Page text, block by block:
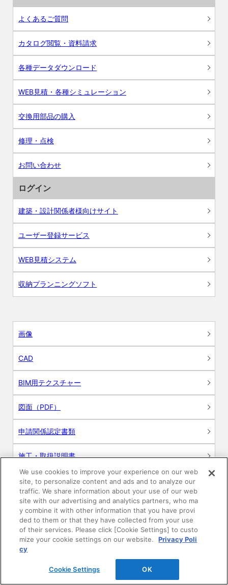
よくあるご質問
カタログ閲覧・資料請求
各種データダウンロード
WEB見積・各種シミュレーション
交換用部品の購入
修理・点検
お問い合わせ
ログイン
建築・設計関係者様向けサイト
ユーザー登録サービス
WEB見積システム
収納プランニングソフト
画像
CAD
BIM用テクスチャー
図面（PDF）
申請関係認定書類
施工・取扱説明書
動画
シミュレーションツール
24時間換気システム〈エアスマート〉
簡易設計見積ソフト
R&Dセンター環境測定・分析サービス
We use cookies to improve your experience on our web
site, to personalize content and ads and to analyze our
traffic. We share information about your use of our web
site with our advertising and analytics partners, who ma
y combine it with other information that you have provi
ded to them or that they have collected from your use
of their services. Please click [Cookie Settings] to custo
mize your cookie settings on our website.
Privacy Poli
cy
Cookie Settings OK